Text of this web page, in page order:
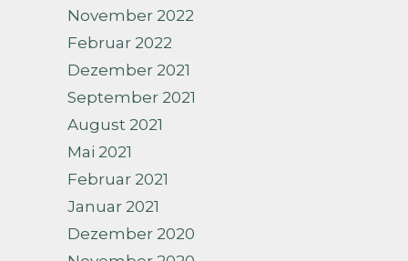
November 2022
Februar 2022
Dezember 2021
September 2021
August 2021
Mai 2021
Februar 2021
Januar 2021
Dezember 2020